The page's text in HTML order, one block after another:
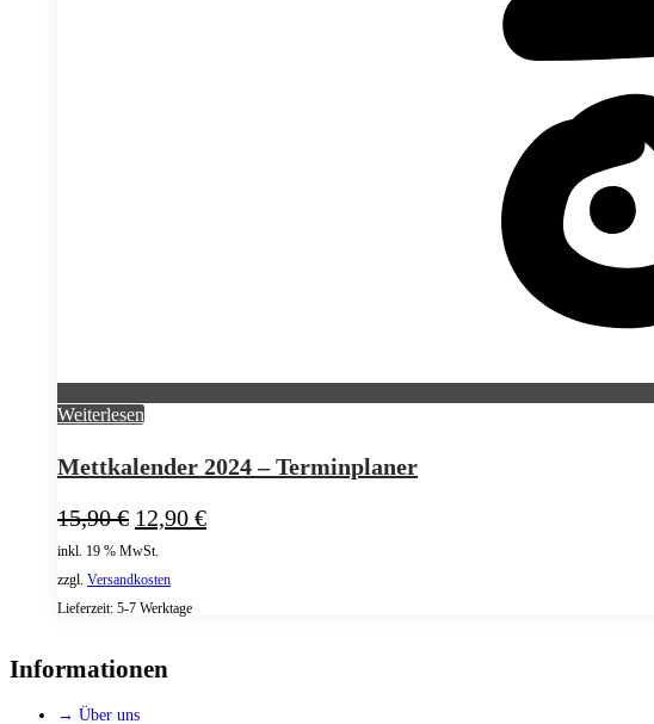
Weiterlesen
Mettkalender 2024 – Terminplaner
15,90€ Ursprünglicher
Preis
war:
15,90 €
12,90 €Aktueller
inkl. 19 % MwSt.
zzgl. Versandkosten
Lieferzeit: 5-7 Werktage
Informationen
→ Über uns